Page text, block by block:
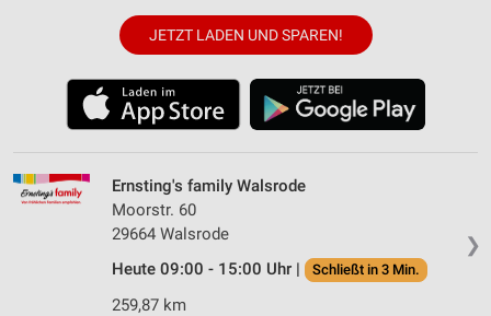
JETZT LADEN UND SPAREN!
❯
Ernsting's family Walsrode
Moorstr. 60
29664 Walsrode
Heute 09:00 - 15:00 Uhr |
Schließt in 3 Min.
259,87 km